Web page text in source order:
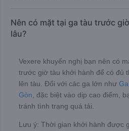
Nên có mặt tại ga tàu trước
lâu?
Vexere khuyến nghị bạn nên có
trước giờ tàu khởi hành để có đủ
lên tàu. Đối với các ga lớn như
Gòn , đặc biệt vào dịp cao điểm,
tránh tình trạng quá tải.
Lưu ý: Thời gian khởi hành được